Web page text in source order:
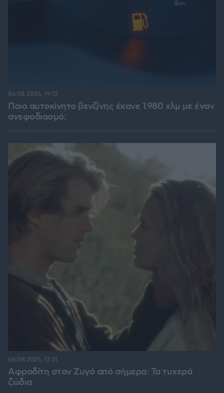
Ποιο αυτοκίνητο βενζίνης έκανε 1.980 χλμ με έναν
ανεφοδιασμό;
06.08.2026, 19:12
Αφροδίτη στον Ζυγό από σήμερα: Τα τυχερά
ζώδια
06.08.2026, 17:31